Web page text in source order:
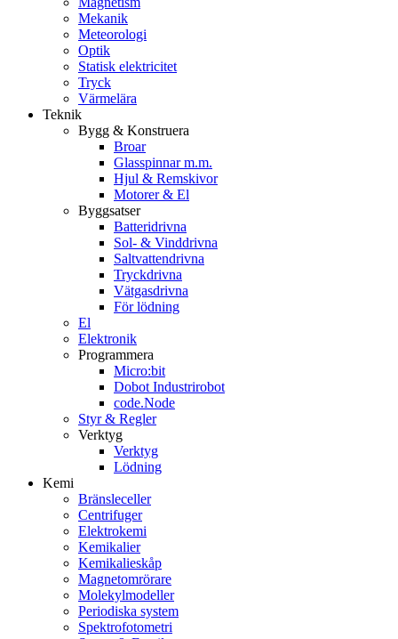
Mekanik
Meteorologi
Optik
Statisk elektricitet
Tryck
Värmelära
Teknik
Bygg & Konstruera
Broar
Glasspinnar m.m.
Hjul & Remskivor
Motorer & El
Byggsatser
Batteridrivna
Sol- & Vinddrivna
Saltvattendrivna
Tryckdrivna
Vätgasdrivna
För lödning
El
Elektronik
Programmera
Micro:bit
Dobot Industrirobot
code.Node
Styr & Regler
Verktyg
Verktyg
Lödning
Kemi
Bränsleceller
Centrifuger
Elektrokemi
Kemikalier
Kemikalieskåp
Magnetomrörare
Molekylmodeller
Periodiska system
Spektrofotometri